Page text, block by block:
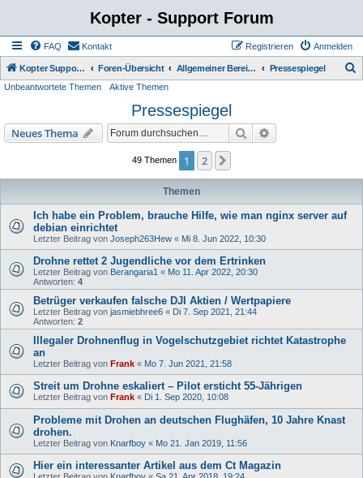
Kopter - Support Forum
FAQ Kontakt Anmelden
Registrieren
Kopter Support - von Anwendern für Anwender. Foren-Übersicht Allgemeiner Bereich Pressespiegel
Unbeantwortete Themen Aktive Themen
Pressespiegel
Neues Thema Suche
49 Themen 1 2
Themen
Ich habe ein Problem, brauche Hilfe, wie man nginx server auf
debian einrichtet
Letzter Beitrag von Joseph263Hew « Mi 8. Jun 2022, 10:30
Drohne rettet 2 Jugendliche vor dem Ertrinken
Letzter Beitrag von Berangaria1 « Mo 11. Apr 2022, 20:30
Antworten: 4
Betrüger verkaufen falsche DJI Aktien / Wertpapiere
Letzter Beitrag von jasmiebhree6 « Di 7. Sep 2021, 21:44
Antworten: 2
Illegaler Drohnenflug in Vogelschutzgebiet richtet Katastrophe
an
Letzter Beitrag von Frank « Mo 7. Jun 2021, 21:58
Streit um Drohne eskaliert – Pilot ersticht 55-Jährigen
Letzter Beitrag von Frank « Di 1. Sep 2020, 10:08
Probleme mit Drohen an deutschen Flughäfen, 10 Jahre Knast
drohen.
Letzter Beitrag von Knarfboy « Mo 21. Jan 2019, 11:56
Hier ein interessanter Artikel aus dem Ct Magazin